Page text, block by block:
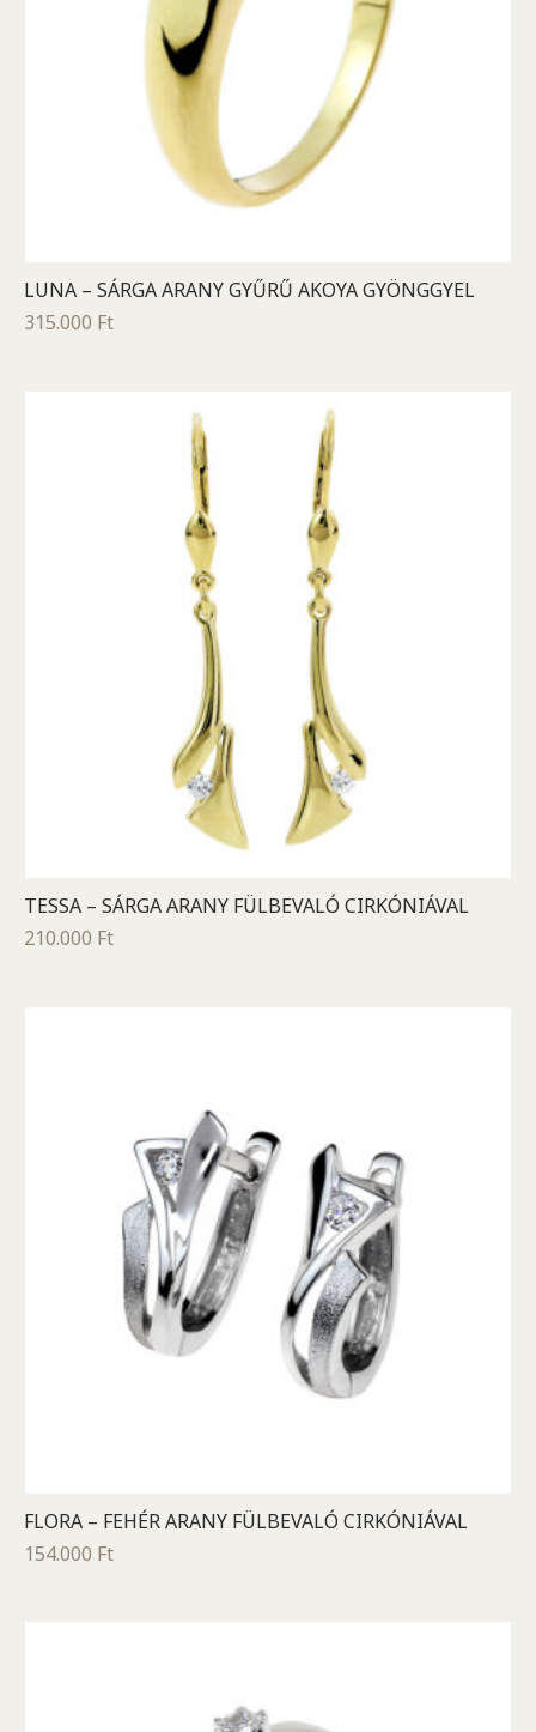
LUNA – SÁRGA ARANY GYŰRŰ AKOYA GYÖNGGYEL
315.000 Ft
TESSA – SÁRGA ARANY FÜLBEVALÓ CIRKÓNIÁVAL
210.000 Ft
FLORA – FEHÉR ARANY FÜLBEVALÓ CIRKÓNIÁVAL
154.000 Ft